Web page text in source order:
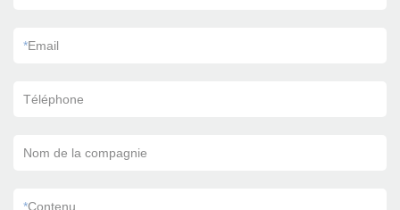
*Email
Téléphone
Nom de la compagnie
*Contenu